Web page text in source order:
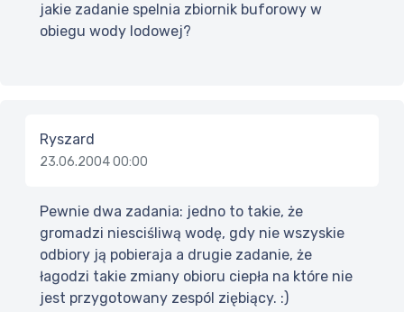
jakie zadanie spelnia zbiornik buforowy w
obiegu wody lodowej?
Ryszard
23.06.2004 00:00
Pewnie dwa zadania: jedno to takie, że
gromadzi niesciśliwą wodę, gdy nie wszyskie
odbiory ją pobieraja a drugie zadanie, że
łagodzi takie zmiany obioru ciepła na które nie
jest przygotowany zespól ziębiący. :)